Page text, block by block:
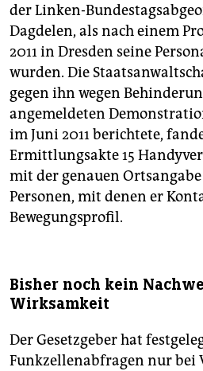
der Linken-
Dagdelen, als nach einem
2011 in Dresden seine
wurden. Die
gegen ihn wegen
angemeldeten
im Juni 2011 berichtete,
Ermittlungsakte 15
mit der genauen
Personen, mit denen er
Bewegungsprofil.
Bisher noch kein
Wirksamkeit
Der Gesetzgeber hat
Funkzellenabfragen nur bei